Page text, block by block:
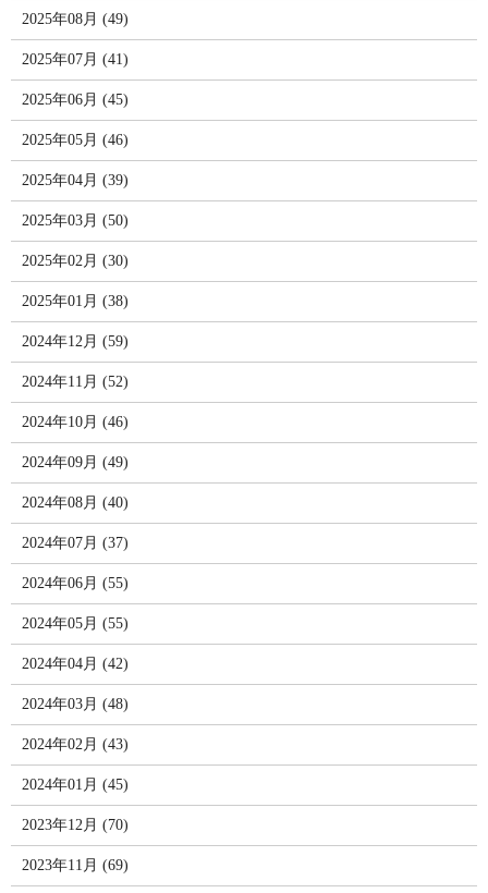
2025年08月 (49)
2025年07月 (41)
2025年06月 (45)
2025年05月 (46)
2025年04月 (39)
2025年03月 (50)
2025年02月 (30)
2025年01月 (38)
2024年12月 (59)
2024年11月 (52)
2024年10月 (46)
2024年09月 (49)
2024年08月 (40)
2024年07月 (37)
2024年06月 (55)
2024年05月 (55)
2024年04月 (42)
2024年03月 (48)
2024年02月 (43)
2024年01月 (45)
2023年12月 (70)
2023年11月 (69)